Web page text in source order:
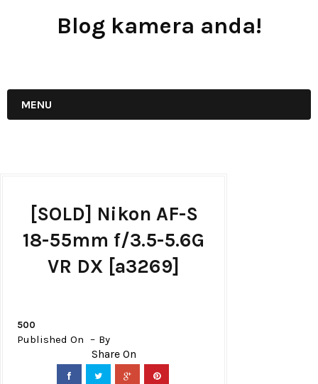
Blog kamera anda!
MENU
[SOLD] Nikon AF-S
18-55mm f/3.5-5.6G
VR DX [a3269]
500
Published On By